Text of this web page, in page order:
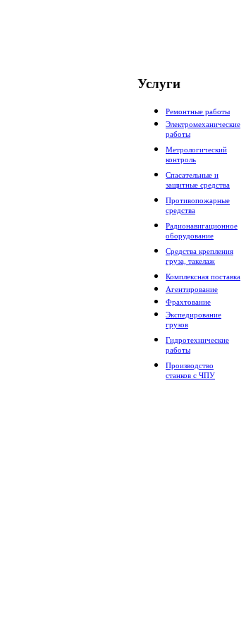
Услуги
Ремонтные работы
Электромеханические
работы
Метрологический
контроль
Спасательные и
защитные средства
Противопожарные
средства
Радионавигационное
оборудование
Средства крепления
груза, такелаж
Комплексная поставка
Агентирование
Фрахтование
Экспедирование
грузов
Гидротехнические
работы
Производство
станков с ЧПУ